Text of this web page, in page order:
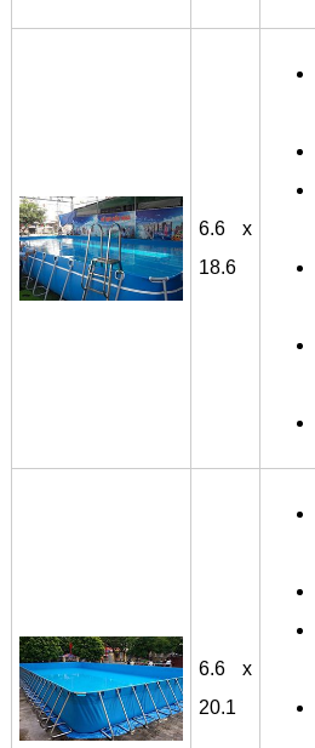
6.6 x
18.6
6.6 x
20.1